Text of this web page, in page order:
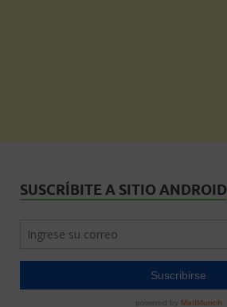
SUSCRÍBITE A SITIO ANDROID